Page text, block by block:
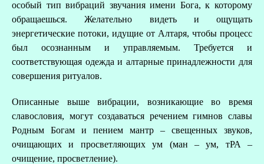
особый тип вибраций звучания имени Бога, к которому
обращаешься. Желательно видеть и ощущать
энергетические потоки, идущие от Алтаря, чтобы процесс
был осознанным и управляемым. Требуется и
соответствующая одежда и алтарные принадлежности для
совершения ритуалов.
Описанные выше вибрации, возникающие во время
славословия, могут создаваться речением гимнов славы
Родным Богам и пением мантр – свещенных звуков,
очищающих и просветляющих ум (ман – ум, тРА –
очищение, просветление).